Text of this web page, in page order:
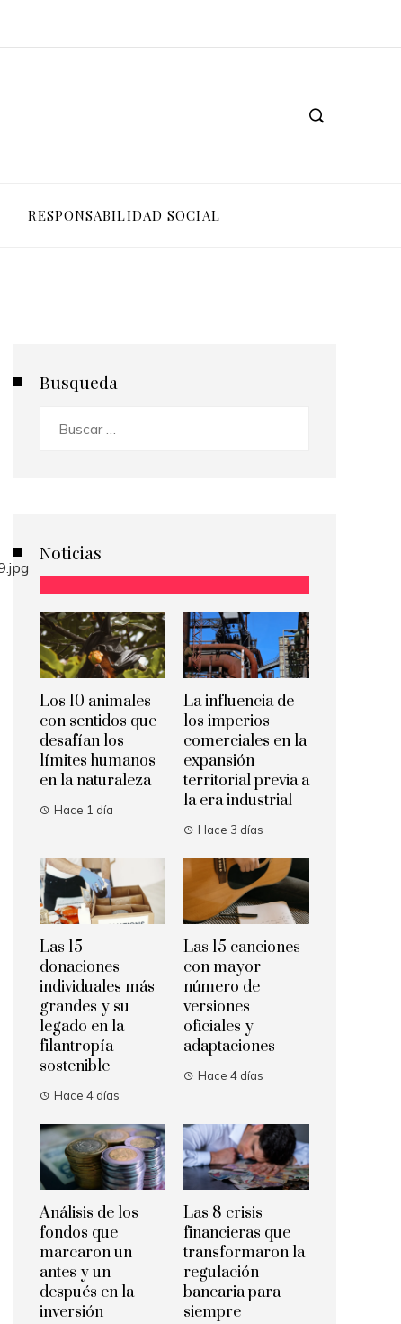
RESPONSABILIDAD SOCIAL
Busqueda
Noticias
Los 10 animales
con sentidos que
desafían los
límites humanos
en la naturaleza
Hace 1 día
La influencia de
los imperios
comerciales en la
expansión
territorial previa a
la era industrial
Hace 3 días
Las 15
donaciones
individuales más
grandes y su
legado en la
filantropía
sostenible
Hace 4 días
Las 15 canciones
con mayor
número de
versiones
oficiales y
adaptaciones
Hace 4 días
Análisis de los
fondos que
marcaron un
antes y un
después en la
inversión
Las 8 crisis
financieras que
transformaron la
regulación
bancaria para
siempre